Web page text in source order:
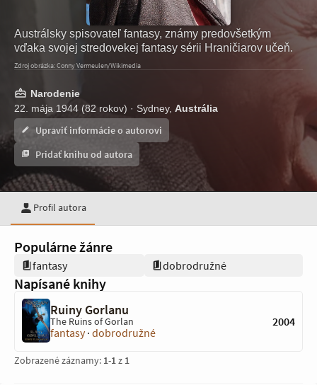
Austrálsky spisovateľ fantasy, známy predovšetkým
vďaka svojej stredovekej fantasy sérii Hraničiarov učeň.
Zdroj obrázka: Conny Vermeulen/Wikimedia
Narodenie
22. mája 1944 (82 rokov) · Sydney, Austrália
Upraviť informácie o autorovi
Pridať knihu od autora
Profil autora
Populárne žánre
fantasy dobrodružné
Napísané knihy
Ruiny Gorlanu
The Ruins of Gorlan
fantasy· dobrodružné
2004
Zobrazené záznamy: 1-1z 1